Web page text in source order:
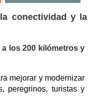
conectividad y la
los 200 kilómetros y
mejorar y modernizar
peregrinos, turistas y